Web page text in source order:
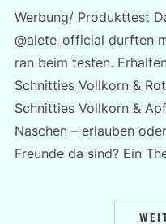
Werbung/ Produkttest
@alete_official durften
ran beim testen.
Schnitties Vollkorn &
Schnitties Vollkorn &
Naschen – erlauben
Freunde da sind? Ein